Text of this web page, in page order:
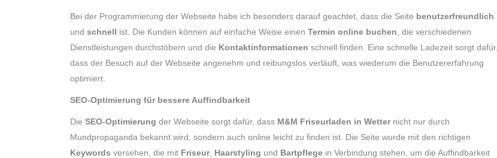
Bei der Programmierung der Webseite habe ich besonders darauf geachtet, dass die Seite benutzerfreundlich
und schnell ist. Die Kunden können auf einfache Weise einen Termin online buchen , die verschiedenen
Dienstleistungen durchstöbern und die Kontaktinformationen schnell finden. Eine schnelle Ladezeit sorgt dafür,
dass der Besuch auf der Webseite angenehm und reibungslos verläuft, was wiederum die Benutzererfahrung
optimiert.
SEO-Optimierung für bessere Auffindbarkeit
Die SEO-Optimierung der Webseite sorgt dafür, dass M&M Friseurladen in Wetternicht nur durch
Mundpropaganda bekannt wird, sondern auch online leicht zu finden ist. Die Seite wurde mit den richtigen
Keywords versehen, die mit Friseur, Haarstyling und Bartpflege in Verbindung stehen, um die Auffindbarkeit